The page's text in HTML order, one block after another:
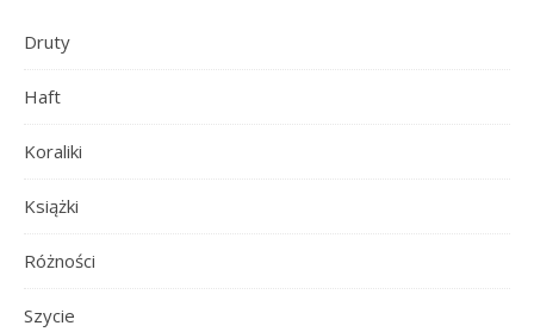
Druty
Haft
Koraliki
Książki
Różności
Szycie